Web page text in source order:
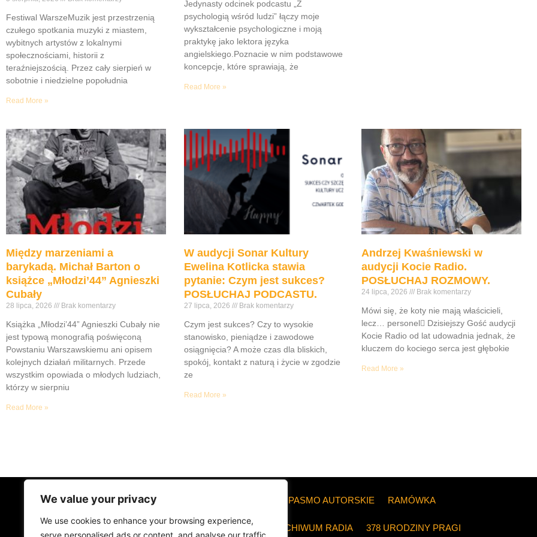
We value your privacy
We use cookies to enhance your browsing experience,
serve personalised ads or content, and analyse our traffic.
Festiwal WarszeMuzik jest przestrzenią
czułego spotkania muzyki z miastem,
wybitnych artystów z lokalnymi
społecznościami, historii z
teraźniejszością. Przez cały sierpień w
sobotnie i niedzielne popołudnia
Read More »
Jedynasty odcinek podcastu „Z
psychologią wśród ludzi” łączy moje
wykształcenie psychologiczne i moją
praktykę jako lektora języka
angielskiego.Poznacie w nim podstawowe
koncepcje, które sprawiają, że
Read More »
Między marzeniami a
barykadą. Michał Barton o
książce „Młodzi’44” Agnieszki
Cubały
28 lipca, 2026 Brak komentarzy
Książka „Młodzi’44” Agnieszki Cubały nie
jest typową monografią poświęconą
Powstaniu Warszawskiemu ani opisem
kolejnych działań militarnych. Przede
wszystkim opowiada o młodych ludziach,
którzy w sierpniu
Read More »
W audycji Sonar Kultury
Ewelina Kotlicka stawia
pytanie: Czym jest sukces?
POSŁUCHAJ PODCASTU.
27 lipca, 2026 Brak komentarzy
Czym jest sukces? Czy to wysokie
stanowisko, pieniądze i zawodowe
osiągnięcia? A może czas dla bliskich,
spokój, kontakt z naturą i życie w zgodzie
ze
Read More »
Andrzej Kwaśniewski w
audycji Kocie Radio.
POSŁUCHAJ ROZMOWY.
24 lipca, 2026 Brak komentarzy
Mówi się, że koty nie mają właścicieli,
lecz… personel Dzisiejszy Gość audycji
Kocie Radio od lat udowadnia jednak, że
kluczem do kociego serca jest głębokie
Read More »
STRONA GŁÓWNA PASMO AUTORSKIE RAMÓWKA
MUZYKA I KONCERTY KONTAKT ARCHIWUM RADIA 378 URODZINY PRAGI